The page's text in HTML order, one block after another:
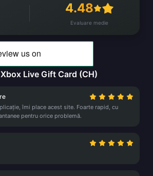
4.48
Evaluare medie
Live Gift Card (CH)
îmi place acest site. Foarte rapid, cu
pentru orice problemă.